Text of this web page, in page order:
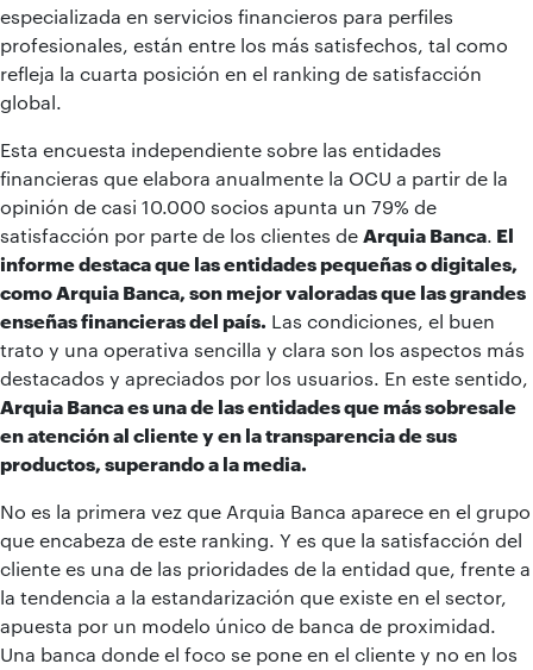
especializada en servicios financieros para perfiles
profesionales, están entre los más satisfechos, tal como
refleja la cuarta posición en el ranking de satisfacción
global.
Esta encuesta independiente sobre las entidades
financieras que elabora anualmente la OCU a partir de la
opinión de casi 10.000 socios apunta un 79% de
satisfacción por parte de los clientes de Arquia Banca. El
informe destaca que las entidades pequeñas o digitales,
como Arquia Banca, son mejor valoradas que las grandes
enseñas financieras del país. Las condiciones, el buen
trato y una operativa sencilla y clara son los aspectos más
destacados y apreciados por los usuarios. En este sentido,
Arquia Banca es una de las entidades que más sobresale
en atención al cliente y en la transparencia de sus
productos, superando a la media.
No es la primera vez que Arquia Banca aparece en el grupo
que encabeza de este ranking. Y es que la satisfacción del
cliente es una de las prioridades de la entidad que, frente a
la tendencia a la estandarización que existe en el sector,
apuesta por un modelo único de banca de proximidad.
Una banca donde el foco se pone en el cliente y no en los